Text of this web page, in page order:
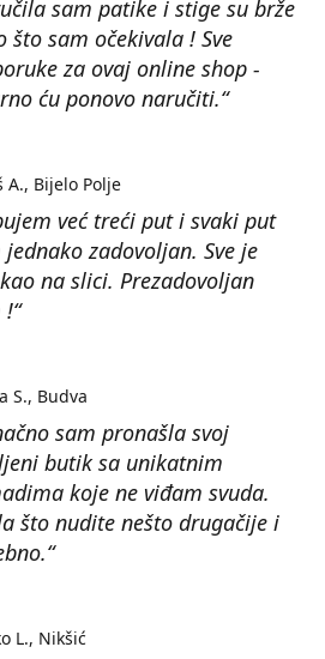
sam patike i stige su brže
što sam očekivala ! Sve
za ovaj online shop -
ću ponovo naručiti.“
već treći put i svaki put
jednako zadovoljan. Sve je
na slici. Prezadovoljan
A. Bijelo Polje
sam pronašla svoj
butik sa unikatnim
koje ne viđam svuda.
što nudite nešto drugačije i
S. Budva
L. Nikšić